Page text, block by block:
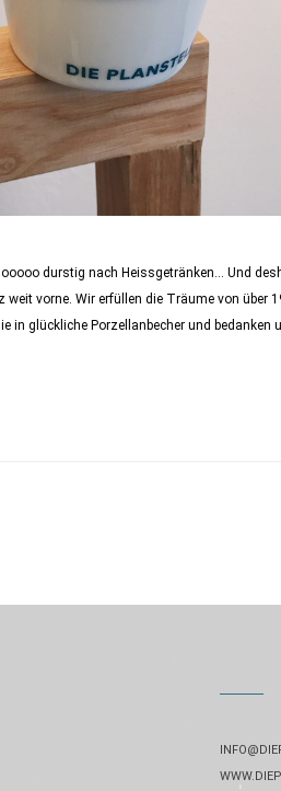
durstig nach Heissgetränken… Und
vorne. Wir erfüllen die Träume von über
in glückliche Porzellanbecher und